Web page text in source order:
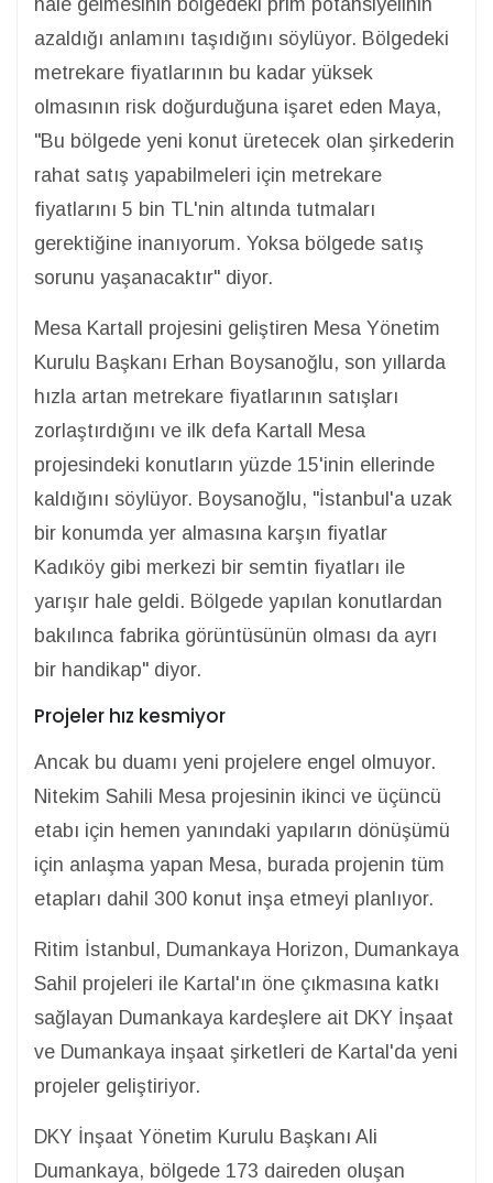
azaldığı anlamını taşıdığını söylüyor. Bölgedeki
metrekare fiyatlarının bu kadar yüksek
olmasının risk doğurduğuna işaret eden Maya,
"Bu bölgede yeni konut üretecek olan şirkederin
rahat satış yapabilmeleri için metrekare
fiyatlarını 5 bin TL'nin altında tutmaları
gerektiğine inanıyorum. Yoksa bölgede satış
sorunu yaşanacaktır" diyor.
Mesa Kartall projesini geliştiren Mesa Yönetim
Kurulu Başkanı Erhan Boysanoğlu, son yıllarda
hızla artan metrekare fiyatlarının satışları
zorlaştırdığını ve ilk defa Kartall Mesa
projesindeki konutların yüzde 15'inin ellerinde
kaldığını söylüyor. Boysanoğlu, "İstanbul'a uzak
bir konumda yer almasına karşın fiyatlar
Kadıköy gibi merkezi bir semtin fiyatları ile
yarışır hale geldi. Bölgede yapılan konutlardan
bakılınca fabrika görüntüsünün olması da ayrı
bir handikap" diyor.
Projeler hız kesmiyor
Ancak bu duamı yeni projelere engel olmuyor.
Nitekim Sahili Mesa projesinin ikinci ve üçüncü
etabı için hemen yanındaki yapıların dönüşümü
için anlaşma yapan Mesa, burada projenin tüm
etapları dahil 300 konut inşa etmeyi planlıyor.
Ritim İstanbul, Dumankaya Horizon, Dumankaya
Sahil projeleri ile Kartal'ın öne çıkmasına katkı
sağlayan Dumankaya kardeşlere ait DKY İnşaat
ve Dumankaya inşaat şirketleri de Kartal'da yeni
projeler geliştiriyor.
DKY İnşaat Yönetim Kurulu Başkanı Ali
Dumankaya, bölgede 173 daireden oluşan